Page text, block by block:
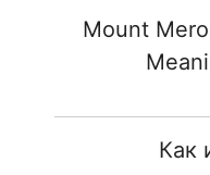
Mount
Как